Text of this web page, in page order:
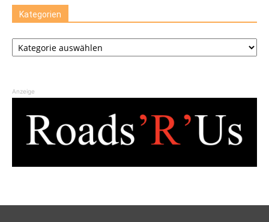
Kategorien
Kategorien
Anzeige